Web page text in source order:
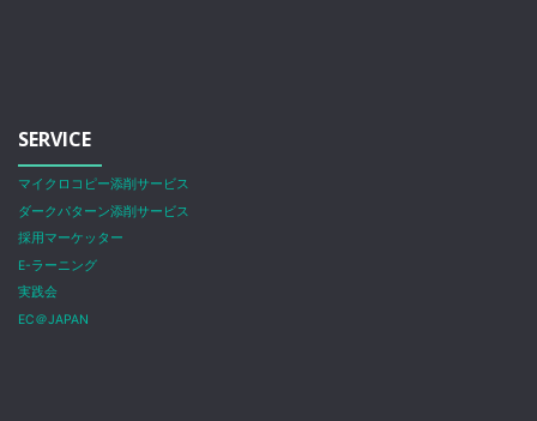
SERVICE
マイクロコピー添削サービス
ダークパターン添削サービス
採用マーケッター
E-ラーニング
実践会
EC＠JAPAN